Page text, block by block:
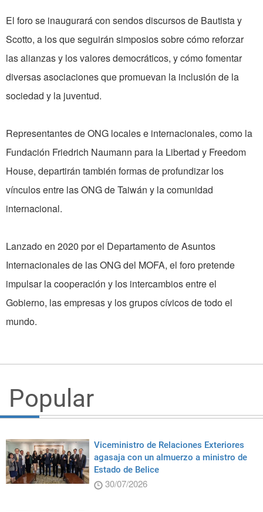
El foro se inaugurará con sendos discursos de Bautista y
Scotto, a los que seguirán simposios sobre cómo reforzar
las alianzas y los valores democráticos, y cómo fomentar
diversas asociaciones que promuevan la inclusión de la
sociedad y la juventud.
Representantes de ONG locales e internacionales, como la
Fundación Friedrich Naumann para la Libertad y Freedom
House, departirán también formas de profundizar los
vínculos entre las ONG de Taiwán y la comunidad
internacional.
Lanzado en 2020 por el Departamento de Asuntos
Internacionales de las ONG del MOFA, el foro pretende
impulsar la cooperación y los intercambios entre el
Gobierno, las empresas y los grupos cívicos de todo el
mundo.
Popular
Viceministro de Relaciones Exteriores
agasaja con un almuerzo a ministro de
Estado de Belice
30/07/2026